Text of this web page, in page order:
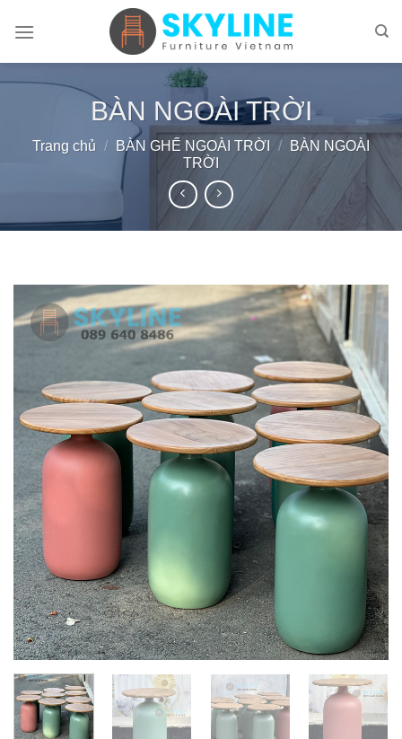
BÀN NGOÀI TRỜI
Trang chủ / BÀN GHẾ NGOÀI TRỜI /
BÀN NGOÀI
TRỜI